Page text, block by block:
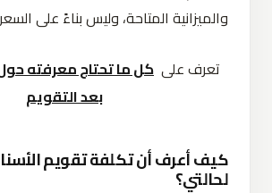
والميزانية المتاحة، وليس بناءً على
تعرف على كل ما تحتاج معرفته
بعد التقويم
كيف أعرف أن تكلفة تقويم
لحالتي؟